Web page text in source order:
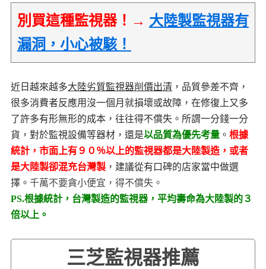
別買這種監視器！→ 大陸製監視器有
漏洞，小心被駭！
近日越來越多大陸劣質監視器削價出清，品質參差不齊，
很多消費者反應用沒一個月就損壞或故障，在修復上又多
了許多有形無形的成本，往往得不償失。所謂一分錢一分
貨，對於監視設備等器材，還是以品質為優先考量。 根據
統計，市面上有９０％以上的監視器都是大陸製造，或者
是大陸製卻混充台灣製，建議從有口碑的店家當中做選
擇。 千萬不要貪小便宜，得不償失。
PS.根據統計，台灣製造的監視器，平均壽命為大陸製的３
倍以上。
三芝監視器推薦